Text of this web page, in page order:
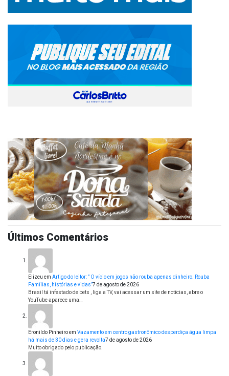
Últimos Comentários
Elizeu em Artigo do leitor: ” O vício em jogos não rouba apenas dinheiro. Rouba
Famílias, histórias e vidas”7 de agosto de 2026
Brasil tá infestado de bets , liga a TV, vai acessar um site de notícias, abre o
YouTube aparece uma…
Eronildo Pinheiroem Vazamento em centro gastronômico desperdiça água limpa
há mais de 30 dias e gera revolta7 de agosto de 2026
Muito obrigado pelo publicação.